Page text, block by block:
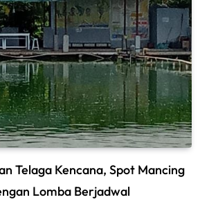
Telaga Kencana, Spot Mancing
Lomba Berjadwal